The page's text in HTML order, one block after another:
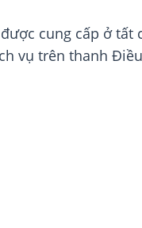
cung cấp ở tất
vụ trên thanh